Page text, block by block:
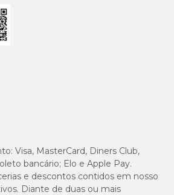
Visa, MasterCard, Diners Club,
bancário; Elo e Apple Pay.
e descontos contidos em nosso
Diante de duas ou mais